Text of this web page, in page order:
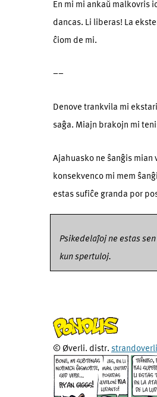
En mi mi ankaŭ malkovris
dancas. Li liberas! La
ĉiom de mi.
––
Denove trankvila mi
saĝa. Miajn brakojn mi
Ajahuasko ne ŝanĝis
konsekvenco mi mem
estas sufiĉe granda por
Psikedelaĵoj ne estas
kun spertuloj.
© Øverli. distr.